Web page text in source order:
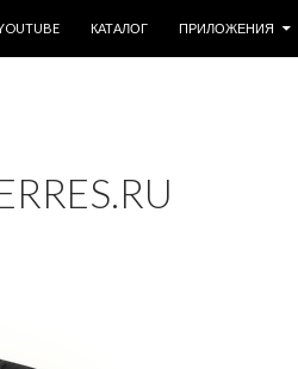
КАТАЛОГ ПРИЛОЖЕНИЯ